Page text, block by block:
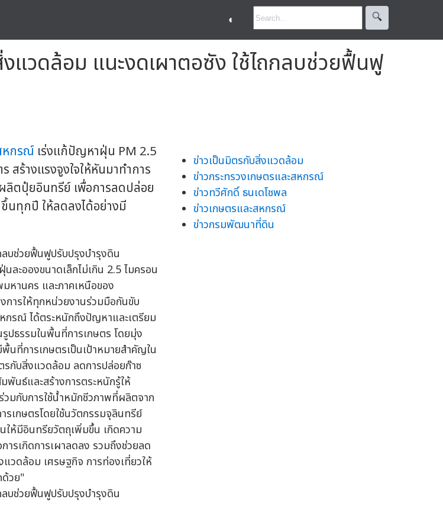
◐ 🔍︎
แวดล้อม แนะงดเผาตอซัง ใช้ไถกลบช่วยฟื้นฟู
หกรณ์ เร่งแก้ปัญหาฝุ่น PM 2.5
สร้างแรงจูงใจให้หันมาทำการ
ลิตปุ๋ยอินทรีย์ เพื่อการลดปล่อย
นทุกปี ให้ลดลงได้อย่างมี
ะอองขนาดเล็กไม่เกิน 2.5 ไมครอน
หานคร และภาคเหนือของ
การให้ทุกหน่วยงานร่วมมือกันขับ
กรณ์ ได้ตระหนักถึงปัญหาและเตรียม
ปธรรมในพื้นที่การเกษตร โดยมุ่ง
นที่การเกษตรเป็นเป้าหมายสำคัญใน
รกับสิ่งแวดล้อม ลดการปล่อยก๊าซ
พันธ์และสร้างการตระหนักรู้ให้
มกับการใช้น้ำหมักชีวภาพที่ผลิตจาก
เกษตรโดยใช้นวัตกรรมจุลินทรีย์
ห้มีอินทรียวัตถุเพิ่มขึ้น เกิดความ
รเกิดการเผาลดลง รวมถึงช่วยลด
วดล้อม เศรษฐกิจ การท่องเที่ยวให้
ด้วย"
ข่าวเป็นมิตรกับสิ่งแวดล้อม
ข่าวกระทรวงเกษตรและสหกรณ์
ข่าวทวีศักดิ์ ธนเดโชพล
ข่าวเกษตรและสหกรณ์
ข่าวกรมพัฒนาที่ดิน